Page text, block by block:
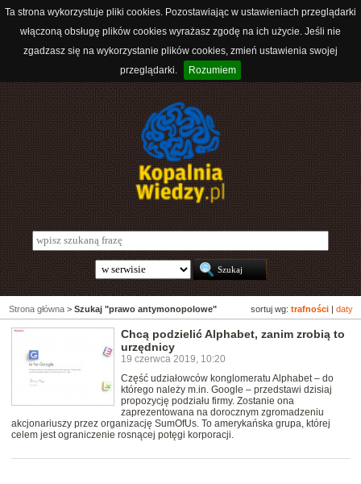
Ta strona wykorzystuje pliki cookies. Pozostawiając w ustawieniach przeglądarki
włączoną obsługę plików cookies wyrażasz zgodę na ich użycie. Jeśli nie
zgadzasz się na wykorzystanie plików cookies, zmień ustawienia swojej
przeglądarki.
Rozumiem
sortuj wg: trafności daty
Strona główna > Szukaj "prawo antymonopolowe"
Chcą podzielić Alphabet, zanim zrobią to
urzędnicy
19 czerwca 2019, 10:20
Część udziałowców konglomeratu Alphabet – do
którego należy m.in. Google – przedstawi dzisiaj
propozycję podziału firmy. Zostanie ona
zaprezentowana na dorocznym zgromadzeniu
akcjonariuszy przez organizację SumOfUs. To amerykańska grupa, której
celem jest ograniczenie rosnącej potęgi korporacji.